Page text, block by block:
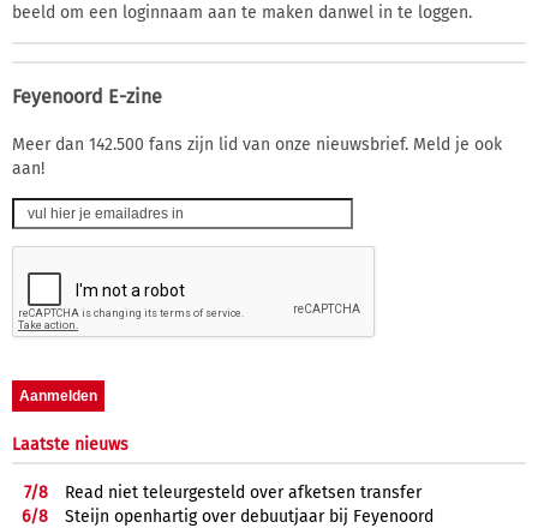
beeld om een loginnaam aan te maken danwel in te loggen.
Feyenoord E-zine
Meer dan 142.500 fans zijn lid van onze nieuwsbrief. Meld je ook
aan!
Laatste nieuws
7/8
Read niet teleurgesteld over afketsen transfer
6/8
Steijn openhartig over debuutjaar bij Feyenoord